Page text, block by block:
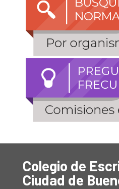
Colegio de
Ciudad de